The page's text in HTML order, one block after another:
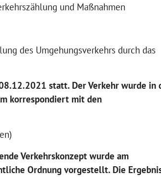
und Maßnahmen
des Umgehungsverkehrs durch das
statt. Der Verkehr wurde in
korrespondiert mit den
Verkehrskonzept wurde am
Ordnung vorgestellt. Die